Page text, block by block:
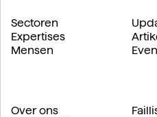
Sectoren
Expertises
Mensen
Over ons